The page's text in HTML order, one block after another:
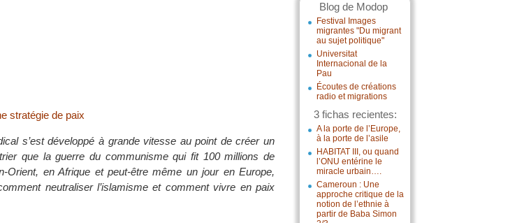
Blog de Modop
Festival Images
migrantes "Du migrant
au sujet politique"
Universitat
Internacional de la
Pau
Écoutes de créations
radio et migrations
3 fichas recientes:
A la porte de l’Europe,
à la porte de l’asile
HABITAT III, ou quand
l’ONU entérine le
miracle urbain….
Cameroun : Une
approche critique de la
notion de l’ethnie à
partir de Baba Simon
stratégie de paix
s’est développé à grande vitesse au point de créer un
que la guerre du communisme qui fit 100 millions de
Orient, en Afrique et peut-être même un jour en Europe,
neutraliser l’islamisme et comment vivre en paix